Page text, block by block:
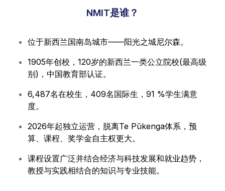
NMIT是谁？
位于新西兰国南岛城市——阳光之城尼尔森。
1905年创校，120岁的新西兰一类公立院校(最高级
别)，中国教育部认证。
6,487名在校生，409名国际生，91 %学生满意
度。
2026年起独立运营，脱离Te Pūkenga体系，预
算、课程、奖学金自主权更大。
课程设置广泛并结合经济与科技发展和就业趋势，
教授与实践相结合的知识与专业技能。